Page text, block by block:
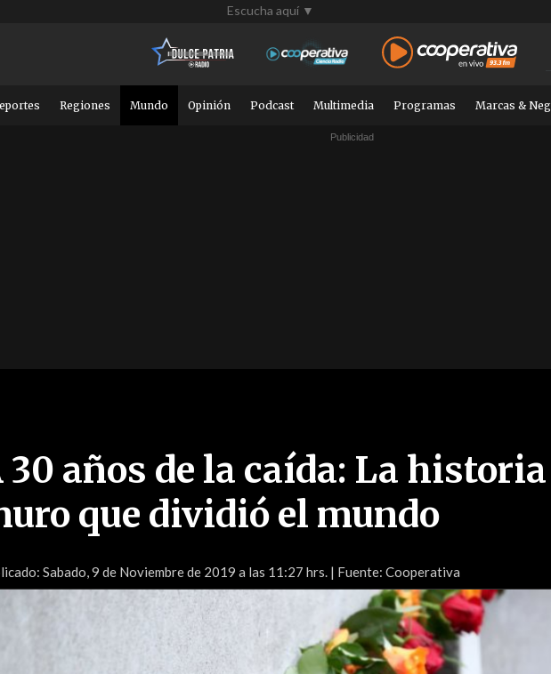
Escucha aquí ▼
Regiones Mundo Opinión Podcast Multimedia Programas Marcas &
30 años de la caída: La
que dividió el mundo
Sabado, 9 de Noviembre de 2019 a las 11:27 hrs. | Fuente: Cooperativa